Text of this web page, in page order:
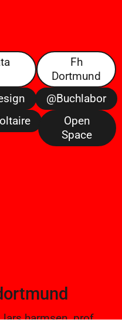
Fh
Dortmund
@buchlabor
Open
Space
harmsen, prof.